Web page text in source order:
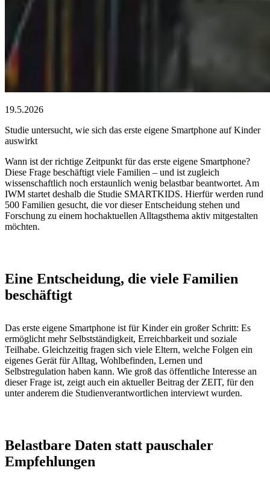
19.5.2026
Studie untersucht, wie sich das erste eigene Smartphone auf Kinder
auswirkt
Wann ist der richtige Zeitpunkt für das erste eigene Smartphone?
Diese Frage beschäftigt viele Familien – und ist zugleich
wissenschaftlich noch erstaunlich wenig belastbar beantwortet. Am
IWM startet deshalb die Studie SMARTKIDS. Hierfür werden rund
500 Familien gesucht, die vor dieser Entscheidung stehen und
Forschung zu einem hochaktuellen Alltagsthema aktiv mitgestalten
möchten.
Eine Entscheidung, die viele Familien
beschäftigt
Das erste eigene Smartphone ist für Kinder ein großer Schritt: Es
ermöglicht mehr Selbstständigkeit, Erreichbarkeit und soziale
Teilhabe. Gleichzeitig fragen sich viele Eltern, welche Folgen ein
eigenes Gerät für Alltag, Wohlbefinden, Lernen und
Selbstregulation haben kann. Wie groß das öffentliche Interesse an
dieser Frage ist, zeigt auch ein aktueller Beitrag der ZEIT, für den
unter anderem die Studienverantwortlichen interviewt wurden.
Belastbare Daten statt pauschaler
Empfehlungen